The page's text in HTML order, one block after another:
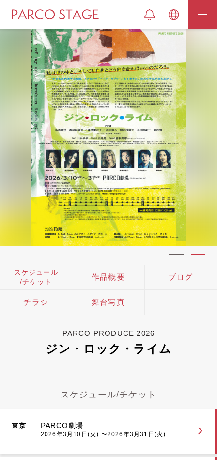
スケジュール
/チケット
作品概要 ブログ
チラシ 舞台写真
PARCO PRODUCE 2026
ジン・ロック・ライム
スケジュール/チケット
東京 PARCO劇場
2026年3月10日(火) 〜2026年3月31日(火)